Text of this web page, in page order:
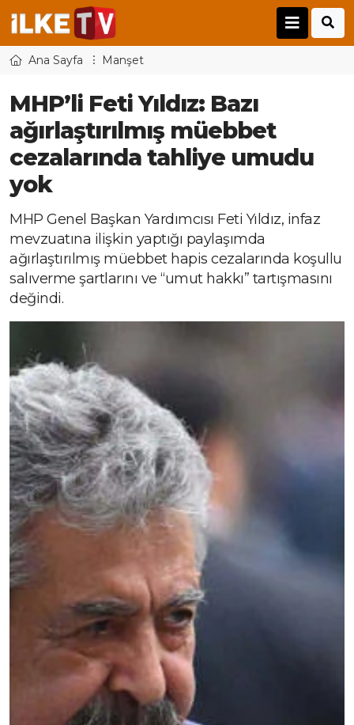
Ana Sayfa Manşet
MHP’li Feti Yıldız: Bazı
ağırlaştırılmış müebbet
cezalarında tahliye umudu
yok
MHP Genel Başkan Yardımcısı Feti Yıldız, infaz
mevzuatına ilişkin yaptığı paylaşımda
ağırlaştırılmış müebbet hapis cezalarında koşullu
salıverme şartlarını ve “umut hakkı” tartışmasını
değindi.